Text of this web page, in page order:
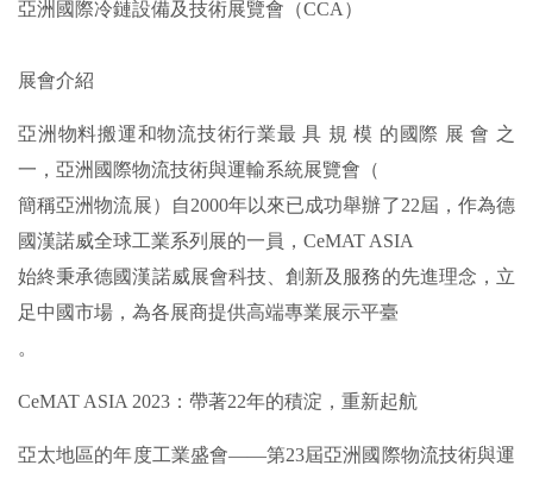
亞洲國際冷鏈設備及技術展覽會（CCA）
展會介紹
亞洲物料搬運和物流技術行業最 具 規 模 的國際 展 會 之
一，亞洲國際物流技術與運輸系統展覽會（
簡稱亞洲物流展）自2000年以來已成功舉辦了22屆，作為德
國漢諾威全球工業系列展的一員，CeMAT ASIA
始終秉承德國漢諾威展會科技、創新及服務的先進理念，立
足中國市場，為各展商提供高端專業展示平臺
。
CeMAT ASIA 2023：帶著22年的積淀，重新起航
亞太地區的年度工業盛會——第23屆亞洲國際物流技術與運